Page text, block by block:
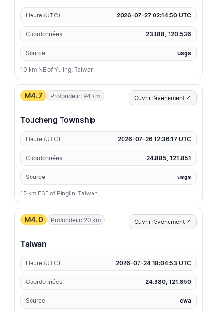
Heure (UTC) 2026-07-27 02:14:50 UTC
Coordonnées 23.188, 120.536
Source usgs
10 km NE of Yujing, Taiwan
M4.7 Profondeur: 94 km Ouvrir l’événement ↗
Toucheng Township
Heure (UTC) 2026-07-26 12:36:17 UTC
Coordonnées 24.885, 121.851
Source usgs
15 km ESE of Pinglin, Taiwan
M4.0 Profondeur: 20 km Ouvrir l’événement ↗
Taiwan
Heure (UTC) 2026-07-24 18:04:53 UTC
Coordonnées 24.380, 121.950
Source cwa